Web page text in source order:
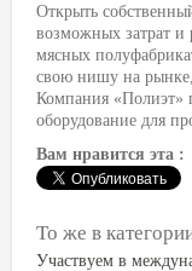
Открыть
возможных затрат и
мясных
свою нишу на рынке,
Компания «Полиэт»
оборудование для
Вам нравится эта :
То же в
Участвуем в